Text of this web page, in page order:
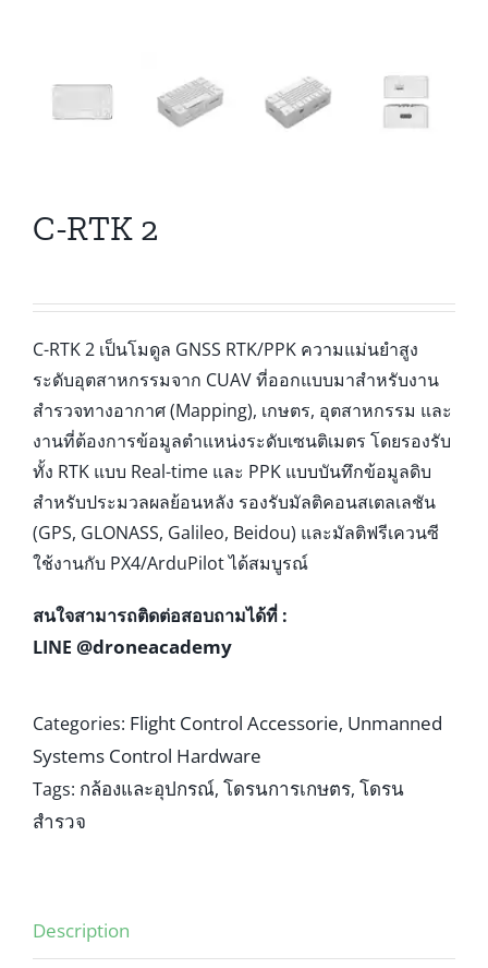
C-RTK 2
C-RTK 2 เป็นโมดูล GNSS RTK/PPK ความแม่นยำสูง
ระดับอุตสาหกรรมจาก CUAV ที่ออกแบบมาสำหรับงาน
สำรวจทางอากาศ (Mapping), เกษตร, อุตสาหกรรม และ
งานที่ต้องการข้อมูลตำแหน่งระดับเซนติเมตร โดยรองรับ
ทั้ง RTK แบบ Real-time และ PPK แบบบันทึกข้อมูลดิบ
สำหรับประมวลผลย้อนหลัง รองรับมัลติคอนสเตลเลชัน
(GPS, GLONASS, Galileo, Beidou) และมัลติฟรีเควนซี
ใช้งานกับ PX4/ArduPilot ได้สมบูรณ์
สนใจสามารถติดต่อสอบถามได้ที่ :
LINE @droneacademy
Categories: Flight Control Accessorie, Unmanned
Systems Control Hardware
Tags: กล้องและอุปกรณ์, โดรนการเกษตร, โดรน
สำรวจ
Description